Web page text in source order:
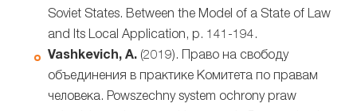
Soviet States. Between the Model of a State of Law
and Its Local Application, p. 141-194.
Vashkevich, A. (2019). Право на свободу
объединения в практике Комитета по правам
человека. Powszechny system ochrony praw